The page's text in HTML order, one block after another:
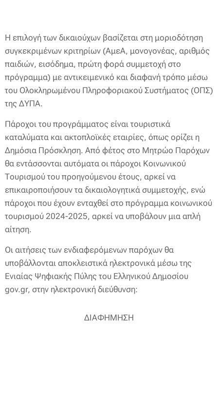
Η επιλογή των δικαιούχων βασίζεται στη μοριοδότηση
συγκεκριμένων κριτηρίων (ΑμεΑ, μονογονέας, αριθμός
παιδιών, εισόδημα, πρώτη φορά συμμετοχή στο
πρόγραμμα) με αντικειμενικό και διαφανή τρόπο μέσω
του Ολοκληρωμένου Πληροφοριακού Συστήματος (ΟΠΣ)
της ΔΥΠΑ.
Πάροχοι του προγράμματος είναι τουριστικά
καταλύματα και ακτοπλοϊκές εταιρίες, όπως ορίζει η
Δημόσια Πρόσκληση. Από φέτος στο Μητρώο Παρόχων
θα εντάσσονται αυτόματα οι πάροχοι Κοινωνικού
Τουρισμού του προηγούμενου έτους, αρκεί να
επικαιροποιήσουν τα δικαιολογητικά συμμετοχής, ενώ
πάροχοι που έχουν ενταχθεί στο πρόγραμμα κοινωνικού
τουρισμού 2024-2025, αρκεί να υποβάλουν μια απλή
αίτηση.
Οι αιτήσεις των ενδιαφερόμενων παρόχων θα
υποβάλλονται αποκλειστικά ηλεκτρονικά μέσω της
Ενιαίας Ψηφιακής Πύλης του Ελληνικού Δημοσίου
gov.gr, στην ηλεκτρονική διεύθυνση:
ΔΙΑΦΗΜΗΣΗ